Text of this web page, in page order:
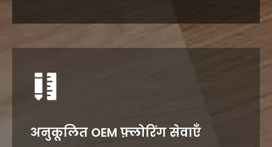
अनुकूलित OEM फ़्लोरिंग सेवाएँ